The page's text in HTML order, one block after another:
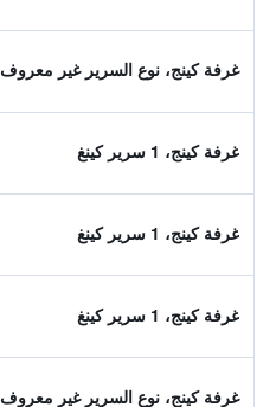
غرفة كينج، نوع السرير غير معروف
غرفة كينج، 1 سرير كينغ
غرفة كينج، 1 سرير كينغ
غرفة كينج، 1 سرير كينغ
غرفة كينج، نوع السرير غير معروف